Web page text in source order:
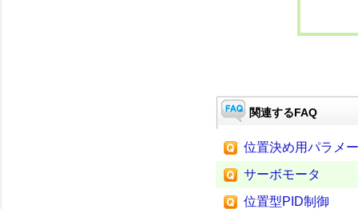
関連するFAQ
位置決め用パラメ
サーボモータ
位置型PID制御